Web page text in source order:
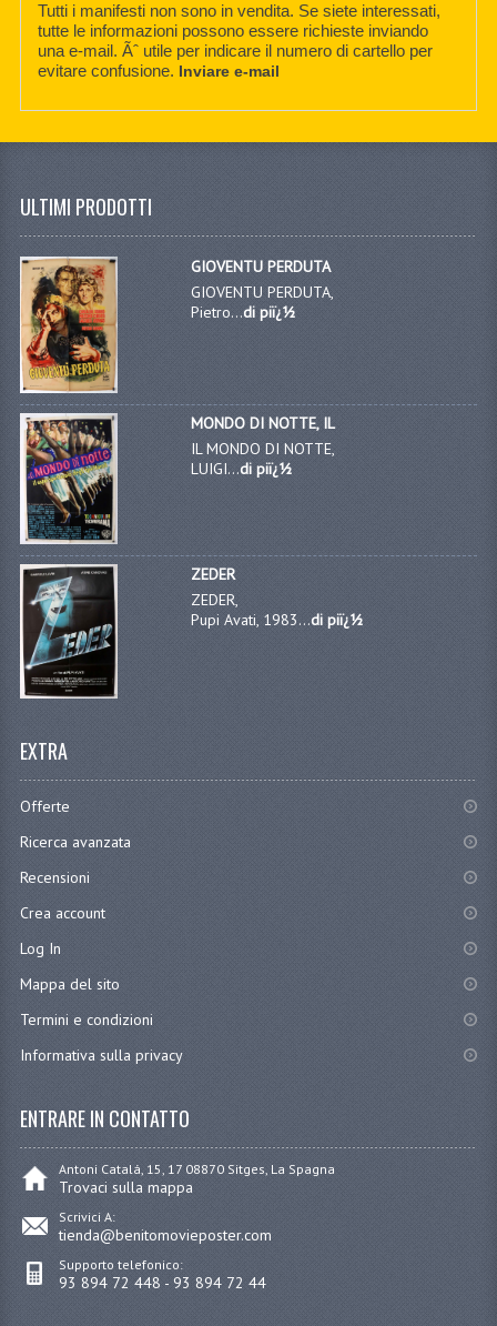
Tutti i manifesti non sono in vendita. Se siete interessati,
tutte le informazioni possono essere richieste inviando
una e-mail. Ãˆ utile per indicare il numero di cartello per
evitare confusione. Inviare e-mail
ULTIMI PRODOTTI
GIOVENTU PERDUTA
GIOVENTU PERDUTA,
Pietro...di piï¿½
MONDO DI NOTTE, IL
IL MONDO DI NOTTE,
LUIGI...di piï¿½
ZEDER
ZEDER,
Pupi Avati, 1983...di piï¿½
EXTRA
Offerte
Ricerca avanzata
Recensioni
Crea account
Log In
Mappa del sito
Termini e condizioni
Informativa sulla privacy
ENTRARE IN CONTATTO
Antoni Catalá, 15, 17 08870 Sitges, La Spagna
Trovaci sulla mappa
Scrivici A:
tienda@benitomovieposter.com
Supporto telefonico:
93 894 72 448 - 93 894 72 44